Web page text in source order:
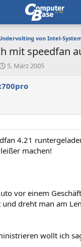
von Intel-
mit speedfan
E
s
t
a
m
5. März 2005
4.21
machen!
vor einem
dreht man am
wollt ich